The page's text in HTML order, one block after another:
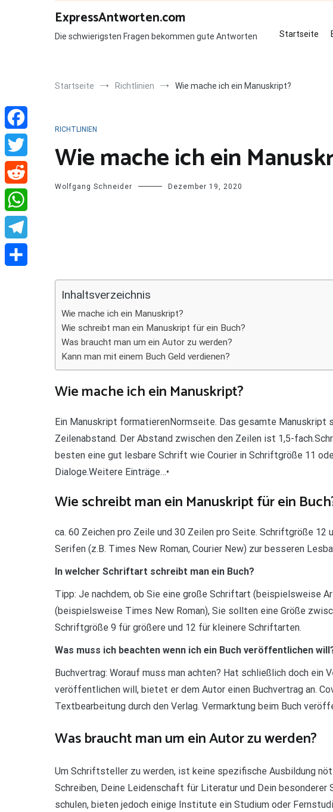
ExpressAntworten.com
Die schwierigsten Fragen bekommen gute Antworten Startseite
Startseite Richtlinien Wie mache ich ein Manuskript?
RICHTLINIEN
Wie mache ich ein
Wolfgang Schneider Dezember 19, 2020
Inhaltsverzeichnis
Wie mache ich ein Manuskript?
Wie schreibt man ein Manuskript für ein Buch?
Was braucht man um ein Autor zu werden?
Kann man mit einem Buch Geld verdienen?
Wie mache ich ein Manuskript?
Ein Manuskript formatierenNormseite. Das gesamte
Zeilenabstand. Der Abstand zwischen den Zeilen ist 1,5-
besten eine gut lesbare Schrift wie Courier in Schriftgröße 11
Dialoge.Weitere Einträge…•
Wie schreibt man ein Manuskript für ein
ca. 60 Zeichen pro Zeile und 30 Zeilen pro Seite. Schriftgröße
Serifen (z.B. Times New Roman, Courier New) zur besseren
In welcher Schriftart schreibt man ein Buch?
Tipp: Je nachdem, ob Sie eine große Schriftart (beispielsweise
(beispielsweise Times New Roman), Sie sollten eine Größe
Schriftgröße 9 für größere und 12 für kleinere Schriftarten.
Was muss ich beachten wenn ich ein Buch veröffentlichen
Buchvertrag: Worauf muss man achten? Hat schließlich doch ein
veröffentlichen will, bietet er dem Autor einen Buchvertrag an.
Textbearbeitung durch den Verlag. Vermarktung beim Buch
Was braucht man um ein Autor zu werden?
Um Schriftsteller zu werden, ist keine spezifische Ausbildung
Schreiben, Deine Leidenschaft für Literatur und Dein besonderer
schulen, bieten jedoch einige Institute ein Studium oder
Facebook
Twitter
Reddit
WhatsApp
Telegram